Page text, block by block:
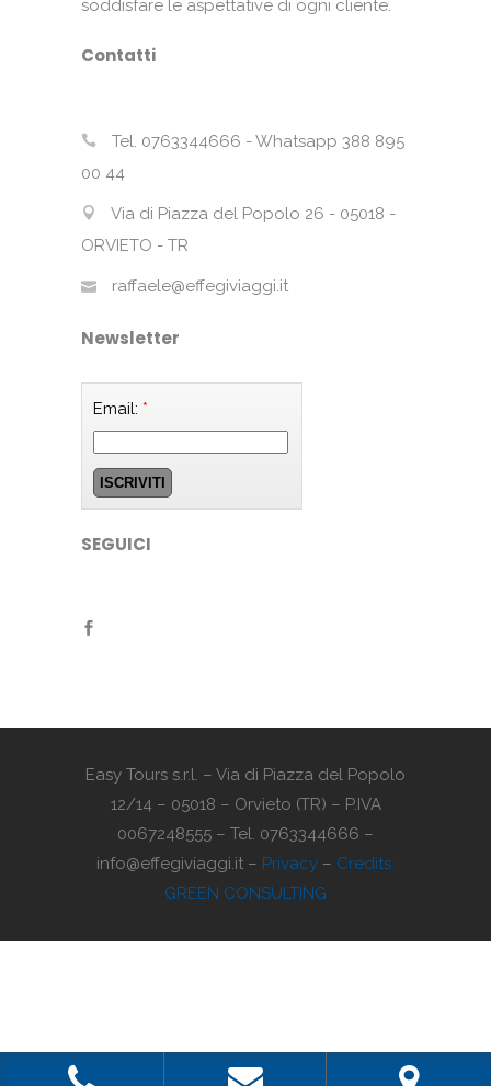
soddisfare le aspettative di ogni cliente.
Contatti
Tel. 0763344666 - Whatsapp 388 895
00 44
Via di Piazza del Popolo 26 - 05018 -
ORVIETO - TR
raffaele@effegiviaggi.it
Newsletter
Email: *
SEGUICI
Easy Tours s.r.l. – Via di Piazza del Popolo
12/14 – 05018 – Orvieto (TR) – P.IVA
0067248555 – Tel. 0763344666 –
info@effegiviaggi.it – Privacy – Credits:
GREEN CONSULTING